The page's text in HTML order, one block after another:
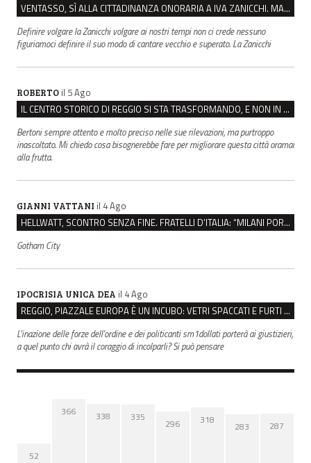
VENTASSO, SÌ ALLA CITTADINANZA ONORARIA A IVA ZANICCHI. MA BARGIACCHI: “È DI PESSIMO GUSTO”
Definire volgare la Zanicchi volgare ai nostri tempi non ci crede nessuno
figuriamoci definire il suo modo di cantare vecchio e superato. La Zanicchi
ROBERTO il 5 Ago
IL CENTRO STORICO DI REGGIO SI STA TRASFORMANDO, E NON IN MEGLIO
Bertoni sempre attento e molto preciso nelle sue rilevazioni, ma purtroppo
inascoltato. Mi chiedo cosa bisognerebbe fare per migliorare questa città oramai
alla frutta.
GIANNI VATTANI il 4 Ago
HELLWATT, SCONTRO SENZA FINE. FRATELLI D’ITALIA: “MILANI PORTA DOCUMENTI, DE FRANCO INSULTI”
Gotham City
IPOCRISIA UNICA DEA il 4 Ago
REGGIO, PIAZZALE EUROPA È UN INCUBO: VETRI SPACCATI E FURTI SULLE AUTO IN SOSTA
L'inazione delle forze dell'ordine e dei politicanti sm1dollati porterà ai giustizieri,
a quel punto chi avrà il coraggio di incolparli? Si può pensare
52
366 338 335
296 318 283 287